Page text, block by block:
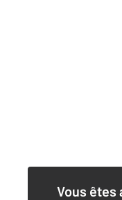
Vous êtes